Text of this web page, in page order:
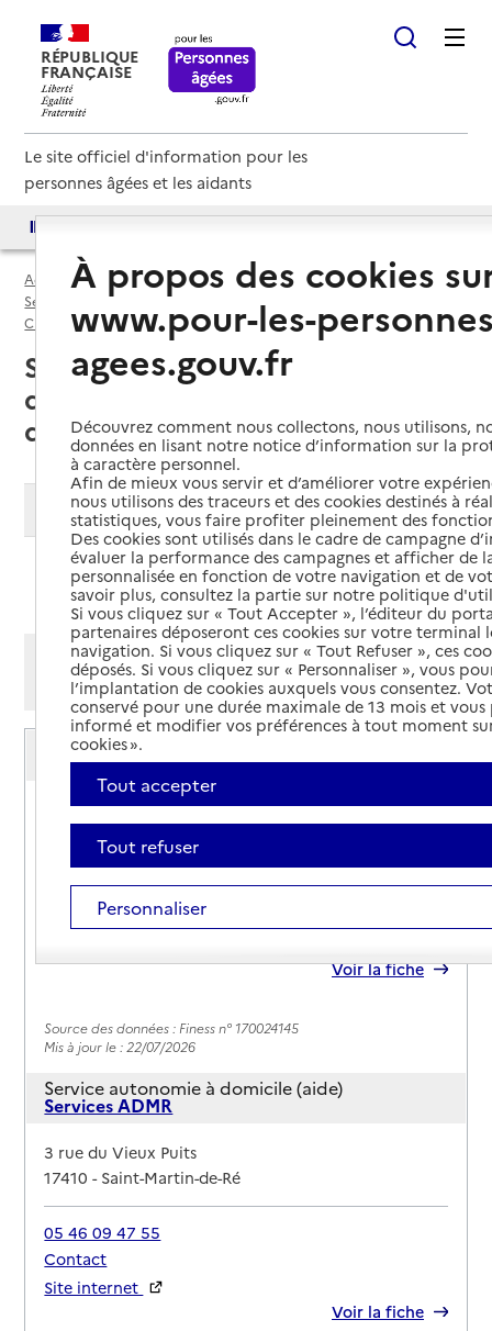
RÉPUBLIQUE
FRANÇAISE
Le site officiel d'information pour les
personnes âgées et les aidants
Accueil
Espace annuaire
Services autonomie à domicile (aide) par département
Charente-Maritime (17)
Service autonomie à domicile (aide)
Saint-Martin-de-Ré (17410) : liste
des 2 services autonomie à
domicile (aide)
Modifier ma recherche
Ajouter cette recherche aux favoris
Afficher les résultats par:
Mode liste
Mode carte
Service autonomie à domicile (aide)
Axéo Services
Adresse
28 avenue du général de Gaulle
-Saint-Martin-de-Ré
05 46 69 25 82
Contact
Rapport HAS
Voir la fiche
Source des données : Finess n° 170024145
Mis à jour le : 22/07/2026
Service autonomie à domicile (aide)
Services ADMR
Adresse
3 rue du Vieux Puits
17410-Saint-Martin-de-Ré
05 46 09 47 55
Contact
Site internet
Voir la fiche
À propos des cookies
www.pour-les-
agees.gouv.fr
Découvrez comment nous collectons, nous utilisons,
données en lisant notre notice d’information sur la
à caractère personnel.
Afin de mieux vous servir et d’améliorer votre
nous utilisons des traceurs et des cookies destinés à
statistiques, vous faire profiter pleinement des
Des cookies sont utilisés dans le cadre de campagne
évaluer la performance des campagnes et afficher de
personnalisée en fonction de votre navigation et de
savoir plus, consultez la partie sur notre politique
Si vous cliquez sur « Tout Accepter », l’éditeur du
partenaires déposeront ces cookies sur votre terminal
navigation. Si vous cliquez sur « Tout Refuser », ces
déposés. Si vous cliquez sur « Personnaliser », vous
l’implantation de cookies auxquels vous consentez.
conservé pour une durée maximale de 13 mois et
informé et modifier vos préférences à tout moment
cookies ».
Tout accepter
Tout refuser
Personnaliser